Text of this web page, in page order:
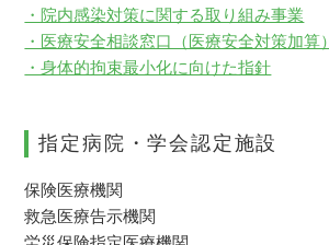
・院内感染対策に関する取り組み事業
・医療安全相談窓口（医療安全対策加算）
・身体的拘束最小化に向けた指針
指定病院・学会認定施設
保険医療機関
救急医療告示機関